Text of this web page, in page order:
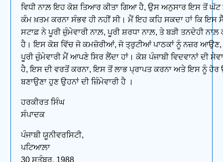
ਵਿਧੀ ਨਾਲ਼ ਇਹ ਕੋਸ਼ ਤਿਆਰ ਕੀਤਾ ਗਿਆ ਹੈ, ਉਸ ਅਨੁਸਾਰ ਇਸ ਤੋਂ ਘੱਟ
ਕੰਮ ਖ਼ਤਮ ਕਰਨਾ ਸੰਭਵ ਹੀ ਨਹੀਂ ਸੀ। ਮੈਂ ਇਹ ਕਹਿ ਸਕਦਾ ਹਾਂ ਕਿ ਇਸ
ਸਟਾਫ਼ ਨੇ ਪੂਰੀ ਜ਼ੁੰਮੇਵਾਰੀ ਨਾਲ਼, ਪੂਰੀ ਸ਼ਰਧਾ ਨਾਲ਼, ਤੇ ਬੜੀ ਤਨਦੇਹੀ ਨਾਲ਼
ਹੈ। ਇਸ ਕੋਸ਼ ਵਿੱਚ ਜੋ ਕਮਜ਼ੋਰੀਆਂ, ਜੋ ਤ੍ਰੁਟੀਆਂ ਪਾਠਕਾਂ ਨੂੰ ਨਜ਼ਰ ਆਉਣ,
ਪੂਰੀ ਜ਼ੁੰਮੇਵਾਰੀ ਮੈਂ ਆਪਣੇ ਸਿਰ ਲੈਂਦਾ ਹਾਂ। ਕੋਸ਼ ਪੰਜਾਬੀ ਵਿਦਵਾਨਾਂ ਦੀ
ਹੈ, ਇਸ ਦੀ ਵਰਤੋਂ ਕਰਨਾ, ਇਸ ਤੋਂ ਲਾਭ ਪ੍ਰਾਪਤ ਕਰਨਾ ਅਤੇ ਇਸ ਨੂੰ ਹੋਰ
ਬਣਾਉਣਾ ਹੁਣ ਉਹਨਾਂ ਦੀ ਜ਼ਿੰਮੇਵਾਰੀ ਹੈ ।
ਹਰਕੀਰਤ ਸਿੰਘ
ਸੰਪਾਦਕ
ਪੰਜਾਬੀ ਯੂਨੀਵਰਸਿਟੀ,
ਪਟਿਆਲ਼ਾ
30 ਸਤੰਬਰ, 1988